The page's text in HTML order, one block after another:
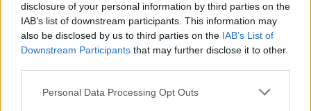
disclosure of your personal information by third parties on the
IAB’s list of downstream participants. This information may
also be disclosed by us to third parties on the IAB’s List of
Downstream Participants that may further disclose it to other
Personal Data Processing Opt Outs
frutto del caso, perchè sono tantissimi. Derby di Roma?
Aspettiamo e vediamo quale sarà la decisione, è stata fatta
una confusione incredibile questa settimana. Da quello che ci
arriva non è percorribile anticipare le partite di mezz'ora".